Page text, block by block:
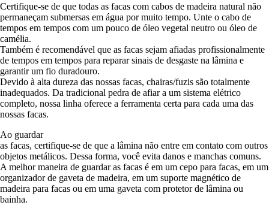
Certifique-se de que todas as facas com cabos de madeira natural não
permaneçam submersas em água por muito tempo. Unte o cabo de
tempos em tempos com um pouco de óleo vegetal neutro ou óleo de
camélia.
Também é recomendável que as facas sejam afiadas profissionalmente
de tempos em tempos para reparar sinais de desgaste na lâmina e
garantir um fio duradouro.
Devido à alta dureza das nossas facas, chairas/fuzis são totalmente
inadequados. Da tradicional pedra de afiar a um sistema elétrico
completo, nossa linha oferece a ferramenta certa para cada uma das
nossas facas.
Ao guardar
as facas, certifique-se de que a lâmina não entre em contato com outros
objetos metálicos. Dessa forma, você evita danos e manchas comuns.
A melhor maneira de guardar as facas é em um cepo para facas, em um
organizador de gaveta de madeira, em um suporte magnético de
madeira para facas ou em uma gaveta com protetor de lâmina ou
bainha.